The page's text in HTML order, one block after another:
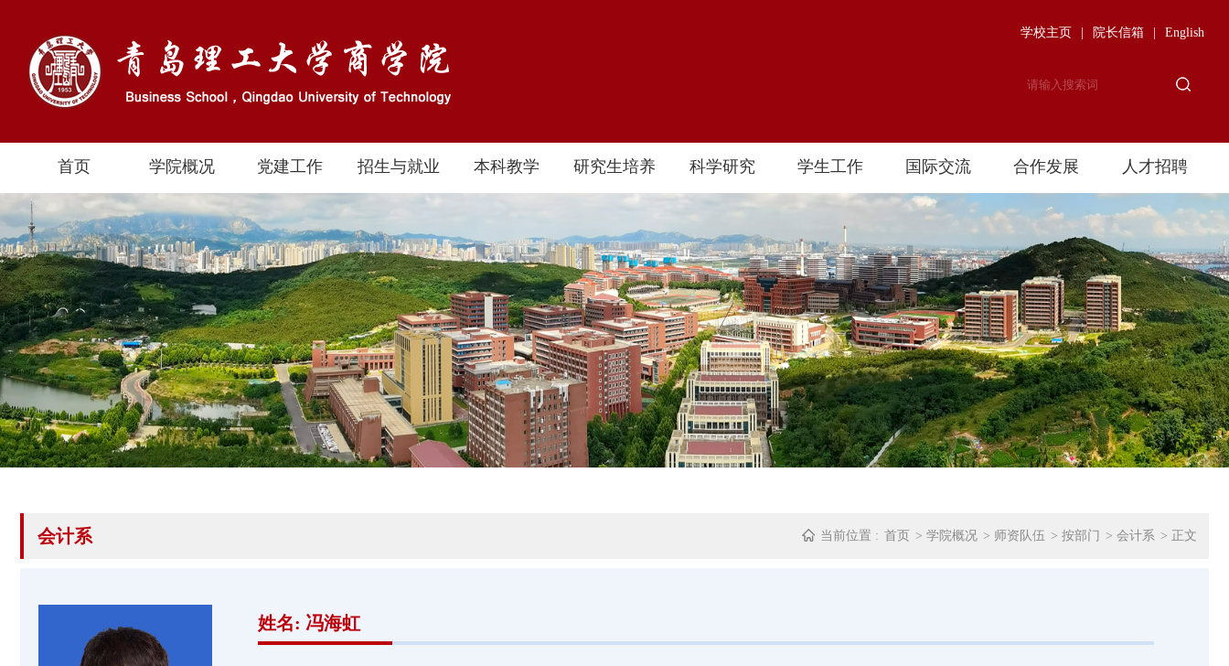
学校主页 院长信箱 English
首页 学院概况 党建工作 招生与就业 本科教学 研究生培养 科学研究 学生工作 国际交流 合作发展 人才招聘
会计系 当前位置 : 首页 > 学院概况 > 师资队伍 > 按部门 > 会计系 > 正文
姓名: 冯海虹